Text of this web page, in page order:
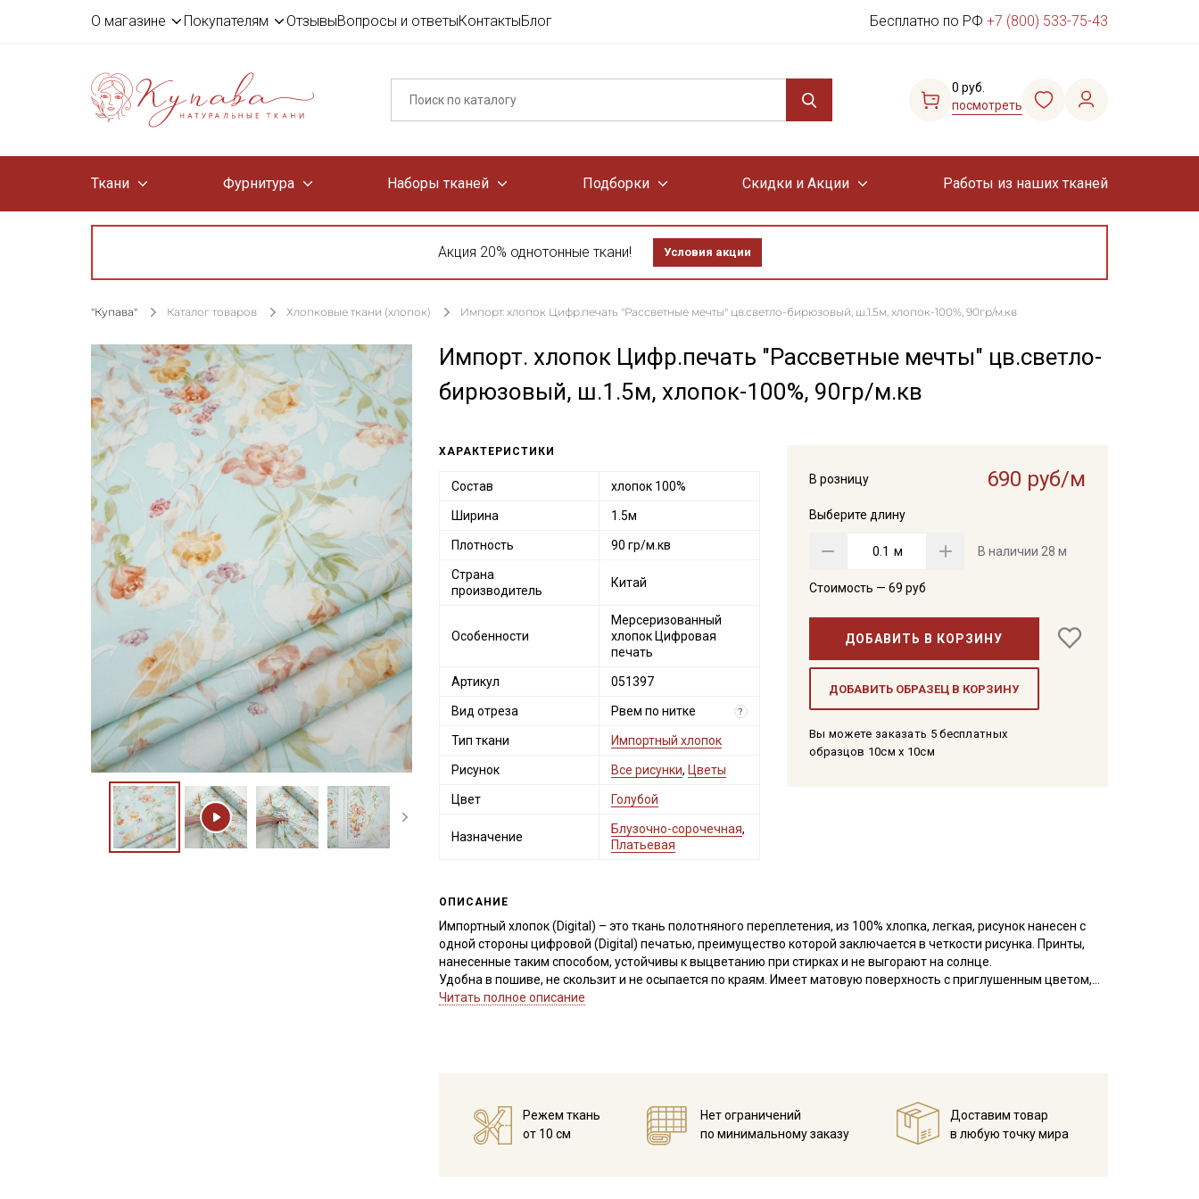
О магазине Покупателям ОтзывыВопросы и ответыКонтактыБлог Бесплатно по РФ +7 (800) 533-75-43
0 руб.
посмотреть
Ткани Фурнитура Наборы тканей Подборки Скидки и Акции Работы из наших тканей
Акция 20% однотонные ткани! Условия акции
"Купава" Каталог товаров Хлопковые ткани (хлопок) Импорт. хлопок Цифр.печать "Рассветные мечты" цв.светло-бирюзовый, ш.1.5м, хлопок-100%, 90гр/м.кв
Импорт. хлопок Цифр.печать "Рассветные мечты" цв.светло-
бирюзовый, ш.1.5м, хлопок-100%, 90гр/м.кв
В розницу 690 руб/м
Выберите длину
м В наличии 28 м
Стоимость — 69 руб
ДОБАВИТЬ В КОРЗИНУ
ДОБАВИТЬ ОБРАЗЕЦ В КОРЗИНУ
Вы можете заказать 5 бесплатных
образцов 10см x 10см
ХАРАКТЕРИСТИКИ
Состав хлопок 100%
Ширина 1.5м
Плотность 90 гр/м.кв
Страна
производитель
Китай
Особенности
Мерсеризованный
хлопок Цифровая
печать
Артикул 051397
Вид отреза Рвем по нитке ?
Тип ткани Импортный хлопок
Рисунок Все рисунки, Цветы
Цвет Голубой
Назначение
Блузочно-сорочечная,
Платьевая
ОПИСАНИЕ
Импортный хлопок (Digital) – это ткань полотняного переплетения, из 100% хлопка, легкая, рисунок нанесен с
одной стороны цифровой (Digital) печатью, преимущество которой заключается в четкости рисунка. Принты,
нанесенные таким способом, устойчивы к выцветанию при стирках и не выгорают на солнце.
Удобна в пошиве, не скользит и не осыпается по краям. Имеет матовую поверхность с приглушенным цветом,
придающим ткани винтажный эффект. На ощупь шероховатая, держит форму и хорошо драпируется. Не
Ткань натуральная, поэтому дает усадку до 5%, перед пошивом рекомендуется постирать отрез при
температуре дальнейших стирок, не выше 40C и высушите в 1 слой, прогладить с изнаночной стороны, это
предотвратит усадку в готовом изделии.
Читать полное описание
Режем ткань
от 10 см
Нет ограничений
по минимальному заказу
Доставим товар
в любую точку мира